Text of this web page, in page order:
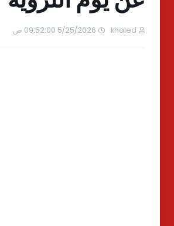
khaled 5/25/2026 09:52:00 ص